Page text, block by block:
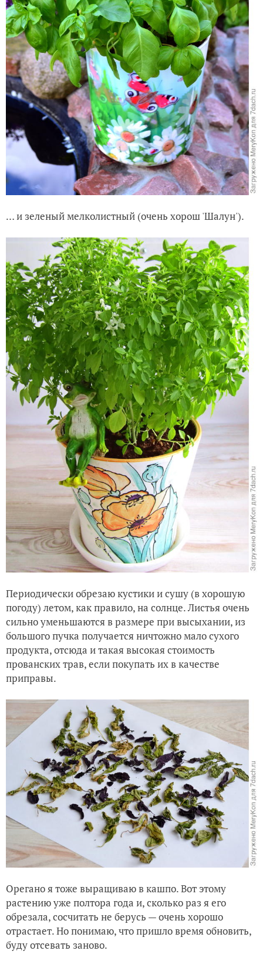
… и зеленый мелколистный (очень хорош 'Шалун').
Периодически обрезаю кустики и сушу (в хорошую
погоду) летом, как правило, на солнце. Листья очень
сильно уменьшаются в размере при высыхании, из
большого пучка получается ничтожно мало сухого
продукта, отсюда и такая высокая стоимость
прованских трав, если покупать их в качестве
приправы.
Орегано я тоже выращиваю в кашпо. Вот этому
растению уже полтора года и, сколько раз я его
обрезала, сосчитать не берусь — очень хорошо
отрастает. Но понимаю, что пришло время обновить,
буду отсевать заново.